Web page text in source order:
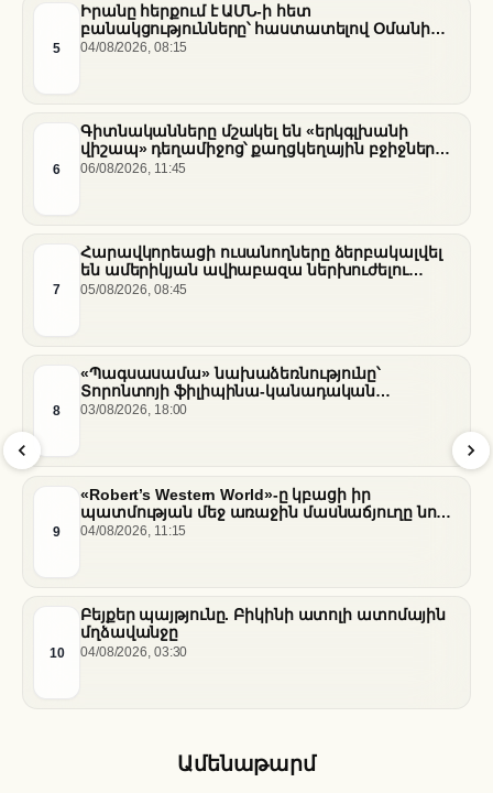
5
Իրանը հերքում է ԱՄՆ-ի հետ
բանակցությունները՝ հաստատելով Օմանի
միջնորդությամբ քննարկումները Հորմուզի
04/08/2026, 08:15
6
Գիտնականները մշակել են «երկգլխանի
վիշապ» դեղամիջոց՝ քաղցկեղային բջիջները
սովամահ անելու համար
06/08/2026, 11:45
7
Հարավկորեացի ուսանողները ձերբակալվել
են ամերիկյան ավիաբազա ներխուժելու
համար
05/08/2026, 08:45
8
«Պագսասամա» նախաձեռնությունը՝
Տորոնտոյի ֆիլիպինա-կանադական
արվեստագետների համար
03/08/2026, 18:00
9
«Robert’s Western World»-ը կբացի իր
պատմության մեջ առաջին մասնաճյուղը նոր
«Nissan Stadium» մարզադաշտում
04/08/2026, 11:15
10
Բեյքեր պայթյունը. Բիկինի ատոլի ատոմային
մղձավանջը
04/08/2026, 03:30
Ամենաթարմ